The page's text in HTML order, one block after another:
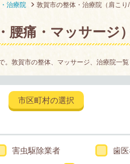
治療院 敦賀市の整体・治療院（肩こり/
痛・マッサージ）
。敦賀市の整体、マッサージ、治療院一覧
市区町村の選択
害虫駆除業者 歯